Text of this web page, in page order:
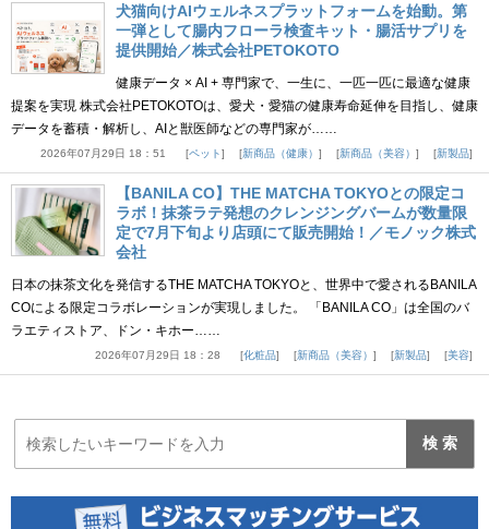
犬猫向けAIウェルネスプラットフォームを始動。第
一弾として腸内フローラ検査キット・腸活サプリを
提供開始／株式会社PETOKOTO
健康データ × AI + 専門家で、一生に、一匹一匹に最適な健康
提案を実現 株式会社PETOKOTOは、愛犬・愛猫の健康寿命延伸を目指し、健康
データを蓄積・解析し、AIと獣医師などの専門家が……
2026年07月29日 18：51 ペット 新商品（健康） 新商品（美容） 新製品
【BANILA CO】THE MATCHA TOKYOとの限定コ
ラボ！抹茶ラテ発想のクレンジングバームが数量限
定で7月下旬より店頭にて販売開始！／モノック株式
会社
日本の抹茶文化を発信するTHE MATCHA TOKYOと、世界中で愛されるBANILA
COによる限定コラボレーションが実現しました。 「BANILA CO」は全国のバ
ラエティストア、ドン・キホー……
2026年07月29日 18：28 化粧品 新商品（美容） 新製品 美容